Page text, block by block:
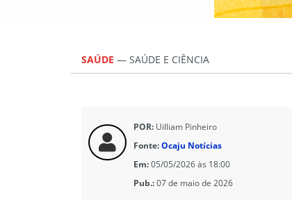
SAÚDE — SAÚDE E CIÊNCIA
POR: Uilliam Pinheiro
Fonte:Ocaju Notícias
Em:05/05/2026 às 18:00
Pub.:07 de maio de 2026